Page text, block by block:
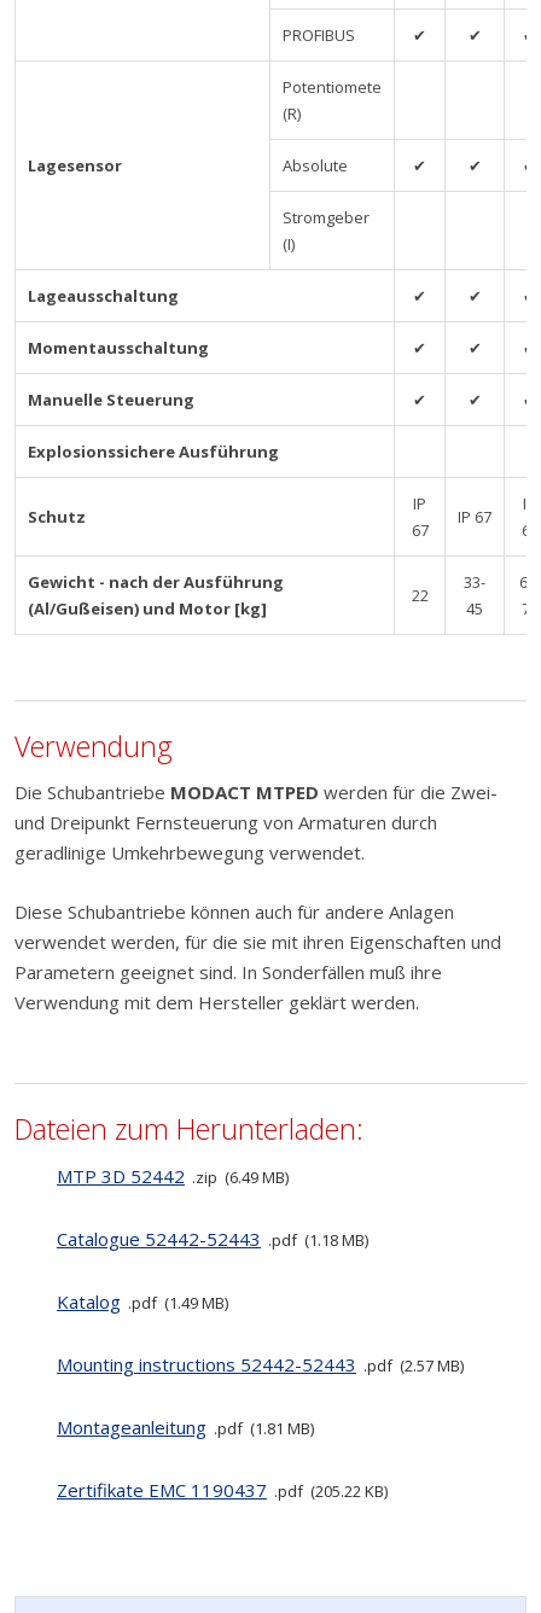
PROFIBUS ✔ ✔ ✔
Lagesensor
Potentiomete
(R)
Absolute ✔ ✔ ✔
Stromgeber
(I)
Lageausschaltung ✔ ✔ ✔
Momentausschaltung ✔ ✔ ✔
Manuelle Steuerung ✔ ✔ ✔
Explosionssichere Ausführung
Schutz
IP
67
IP 67
IP
67
Gewicht - nach der Ausführung
(Al/Gußeisen) und Motor [kg]
22
33-
45
60-
78
Verwendung
Die Schubantriebe MODACT MTPED werden für die Zwei-
und Dreipunkt Fernsteuerung von Armaturen durch
geradlinige Umkehrbewegung verwendet.
Diese Schubantriebe können auch für andere Anlagen
verwendet werden, für die sie mit ihren Eigenschaften und
Parametern geeignet sind. In Sonderfällen muß ihre
Verwendung mit dem Hersteller geklärt werden.
Dateien zum Herunterladen:
MTP 3D 52442 zip 6.49 MB
Catalogue 52442-52443 pdf 1.18 MB
Katalog pdf 1.49 MB
Mounting instructions 52442-52443 pdf 2.57 MB
Montageanleitung pdf 1.81 MB
Zertifikate EMC 1190437 pdf 205.22 KB